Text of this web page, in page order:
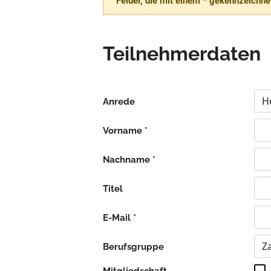
Teilnehmerdaten
Anrede
Vorname *
Nachname *
Titel
E-Mail *
Berufsgruppe